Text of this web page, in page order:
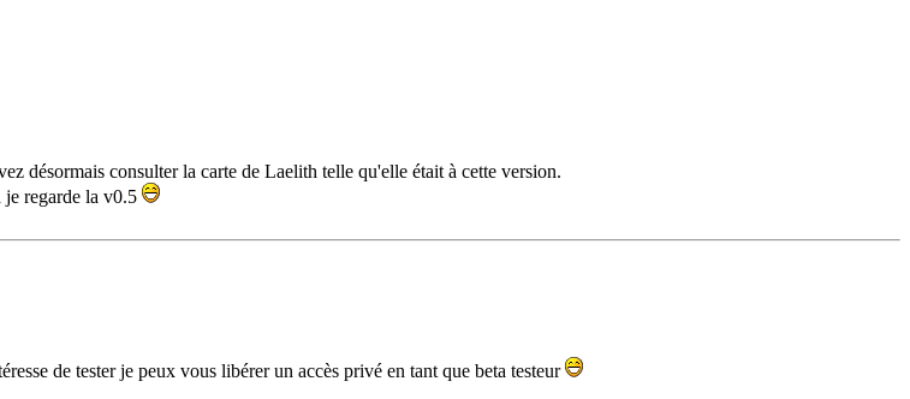
désormais consulter la carte de Laelith telle qu'elle était à cette version.
je regarde la v0.5
de tester je peux vous libérer un accès privé en tant que beta testeur